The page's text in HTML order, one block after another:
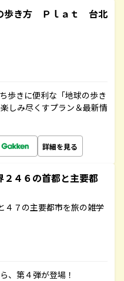
歩き方 Ｐｌａｔ 台北
歩きに便利な「地球の歩き
しみ尽くすプラン＆最新情
詳細を見る
４６の首都と主要都
４７の主要都市を旅の雑学
、第４弾が登場！